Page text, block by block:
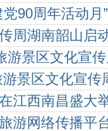
90周年活动月
周湖南韶山启
游景区文化宣
景区文化宣传
江西南昌盛大
游网络传播平